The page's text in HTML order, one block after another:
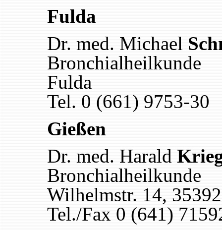
Fulda
Dr. med. Michael
Bronchialheilkunde
Fulda
Tel. 0 (661) 9753-30
Gießen
Dr. med. Harald
Bronchialheilkunde
Wilhelmstr. 14,
Tel./Fax 0 (641)